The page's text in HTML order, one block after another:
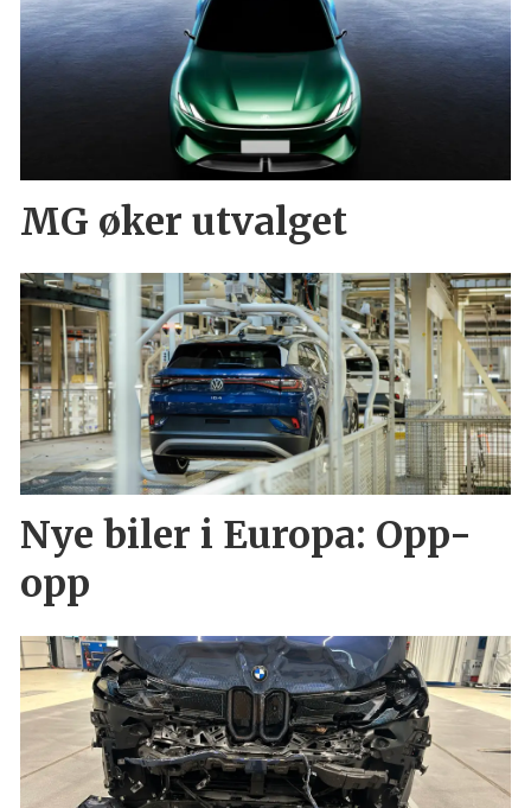
MG øker utvalget
Nye biler i Europa: Opp-
opp